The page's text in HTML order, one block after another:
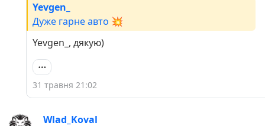
Yevgen_
Дуже гарне авто 💥
Yevgen_, дякую)
31 травня 21:02
Wlad_Koval